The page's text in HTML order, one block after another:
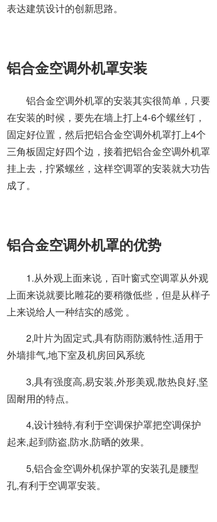
表达建筑设计的创新思路。
铝合金空调外机罩安装
铝合金空调外机罩的安装其实很简单，只要
在安装的时候，要先在墙上打上4-6个螺丝钉，
固定好位置，然后把铝合金空调外机罩打上4个
三角板固定好四个边，接着把铝合金空调外机罩
挂上去，拧紧螺丝，这样空调罩的安装就大功告
成了。
铝合金空调外机罩的优势
1.从外观上面来说，百叶窗式空调罩从外观
上面来说就要比雕花的要稍微低些，但是从样子
上来说给人一种结实的感觉 。
2,叶片为固定式,具有防雨防溅特性,适用于
外墙排气,地下室及机房回风系统
3,具有强度高,易安装,外形美观,散热良好,坚
固耐用的特点。
4,设计独特,有利于空调保护罩把空调保护
起来,起到防盗,防水,防晒的效果。
5,铝合金空调外机保护罩的安装孔是腰型
孔,有利于空调罩安装。